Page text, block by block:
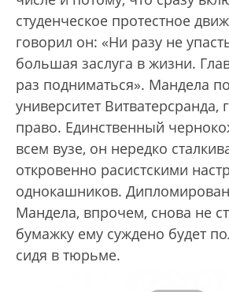
студенческое протестное
говорил он: «Ни разу не
большая заслуга в жизни.
раз подниматься». Мандела
университет Витватерсранда,
право. Единственный
всем вузе, он нередко
откровенно расистскими
однокашников.
Мандела, впрочем, снова не
бумажку ему суждено будет
сидя в тюрьме.